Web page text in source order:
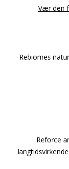
Vær den
Rebiomes
Reforce